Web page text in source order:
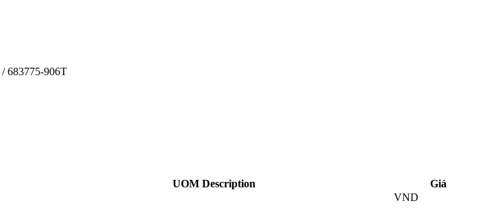
/ 683775-906T
UOM Description
Giá
VND